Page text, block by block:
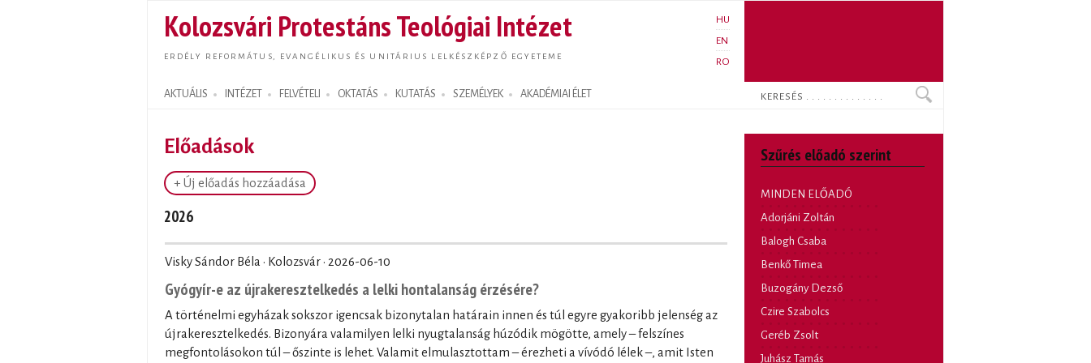
tartalomra
Kolozsvári Protestáns Teológiai Intézet
ERDÉLY REFORMÁTUS, EVANGÉLIKUS ÉS UNITÁRIUS LELKÉSZKÉPZŐ EGYETEME
HU
EN
RO
AKTUÁLIS INTÉZET FELVÉTELI OKTATÁS KUTATÁS SZEMÉLYEK AKADÉMIAI ÉLET
Search form
Keresés
Előadások
+ Új előadás hozzáadása
2026
Visky Sándor Béla · Kolozsvár · 2026-06-10
Gyógyír-e az újrakeresztelkedés a lelki hontalanság érzésére?
A történelmi egyházak sokszor igencsak bizonytalan határain innen és túl egyre gyakoribb jelenség az
újrakeresztelkedés. Bizonyára valamilyen lelki nyugtalanság húzódik mögötte, amely – felszínes
megfontolásokon túl – őszinte is lehet. Valamit elmulasztottam – érezheti a vívódó lélek –, amit Isten
Szűrés előadó szerint
MINDEN ELŐADÓ
Adorjáni Zoltán
Balogh Csaba
Benkő Timea
Buzogány Dezső
Czire Szabolcs
Geréb Zsolt
Juhász Tamás